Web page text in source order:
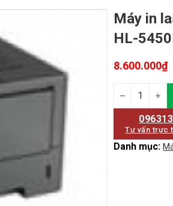
Máy in
HL-
8.600.000₫
Máy in laser
Tư vấn trực
Danh mục: